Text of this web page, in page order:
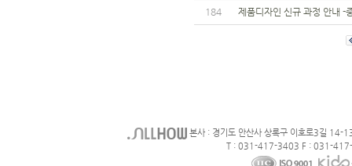
184 제품디자인 신규 과정 안내 -
본사 : 경기도 안산사 상록구 이호로3길 14-
T : 031-417-3403 F : 031-